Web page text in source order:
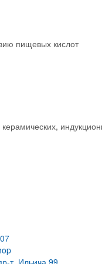
пищевых кислот
т. Ильича 99